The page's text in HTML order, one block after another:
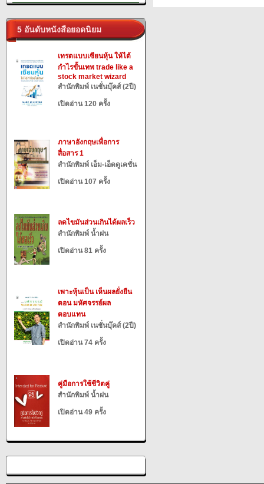
5 อันดับหนังสือยอดนิยม
เทรดแบบเซียนหุ้น ให้ได้
กำไรขั้นเทพ trade like a
stock market wizard
สำนักพิมพ์ เนชั่นบุ๊คส์ (2ปี)
เปิดอ่าน 120 ครั้ง
ภาษาอังกฤษเพื่อการ
สื่อสาร 1
สำนักพิมพ์ เอ็ม-เอ็ดดูเคชั่น
เปิดอ่าน 107 ครั้ง
ลดไขมันส่วนเกินได้ผลเร็ว
สำนักพิมพ์ น้ำฝน
เปิดอ่าน 81 ครั้ง
เพาะหุ้นเป็น เห็นผลยั่งยืน
ตอน มหัศจรรย์ผล
ตอบแทน
สำนักพิมพ์ เนชั่นบุ๊คส์ (2ปี)
เปิดอ่าน 74 ครั้ง
คู่มือการใช้ชีวิตคู่
สำนักพิมพ์ น้ำฝน
เปิดอ่าน 49 ครั้ง